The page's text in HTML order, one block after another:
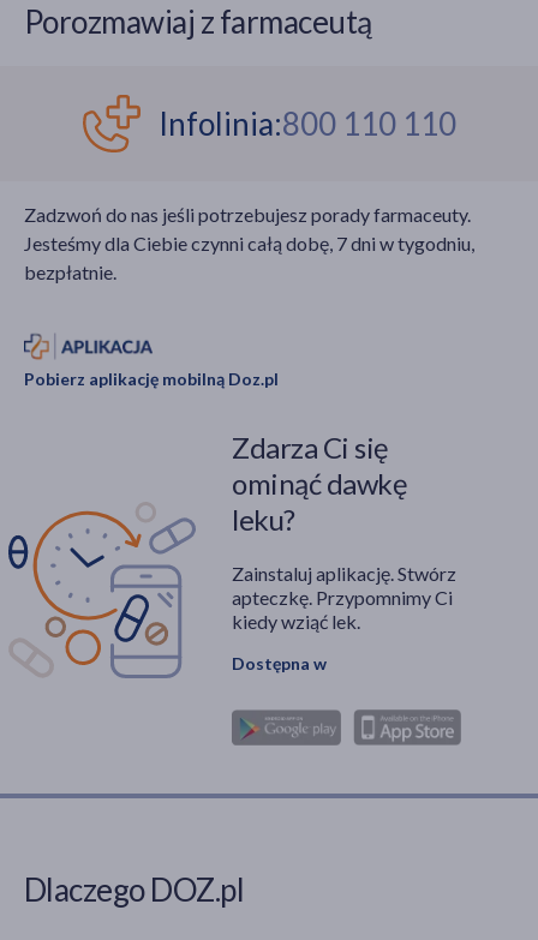
Porozmawiaj z farmaceutą
Infolinia:800 110 110
Zadzwoń do nas jeśli potrzebujesz porady farmaceuty.
Jesteśmy dla Ciebie czynni całą dobę, 7 dni w tygodniu,
bezpłatnie.
Pobierz aplikację mobilną Doz.pl
Zdarza Ci się
ominąć dawkę
leku?
Zainstaluj aplikację. Stwórz
apteczkę. Przypomnimy Ci
kiedy wziąć lek.
Dostępna w
Dlaczego DOZ.pl